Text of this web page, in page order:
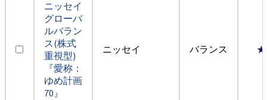
ニッセイ
グローバ
ルバラン
ス(株式
重視型)
『愛称：
ゆめ計画
70』
ニッセイ バランス